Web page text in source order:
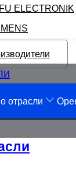
ELECTRONIK
отрасли